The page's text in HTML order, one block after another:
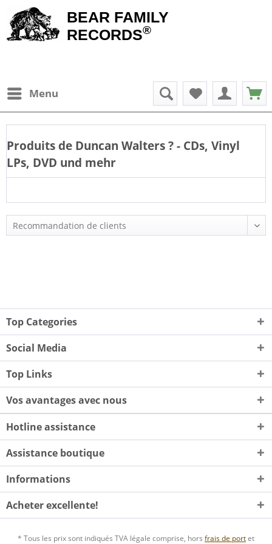
BEAR FAMILY
RECORDS®
Menu
Produits de Duncan Walters? - CDs, Vinyl
LPs, DVD und mehr
Top Categories
Social Media
Top Links
Vos avantages avec nous
Hotline assistance
Assistance boutique
Informations
Acheter excellente!
* Tous les prix sont indiqués TVA légale comprise, hors frais de portet